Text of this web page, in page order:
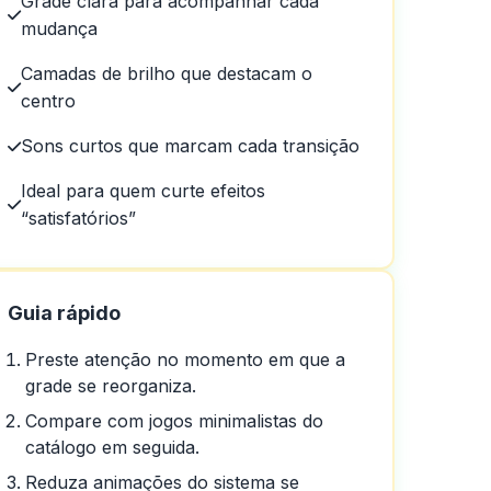
mudança
Camadas de brilho que destacam o
centro
Sons curtos que marcam cada transição
Ideal para quem curte efeitos
“satisfatórios”
Guia rápido
Preste atenção no momento em que a
grade se reorganiza.
Compare com jogos minimalistas do
catálogo em seguida.
Reduza animações do sistema se